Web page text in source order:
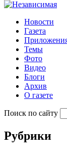
Новости
Газета
Темы
Фото
Видео
Блоги
Архив
О газете
Поиск по сайту
Рубрики